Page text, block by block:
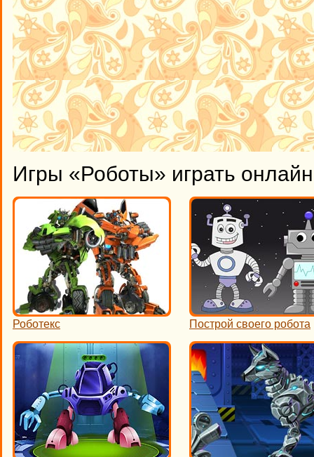
Игры «Роботы» играть онлайн
Роботекс Построй своего робота